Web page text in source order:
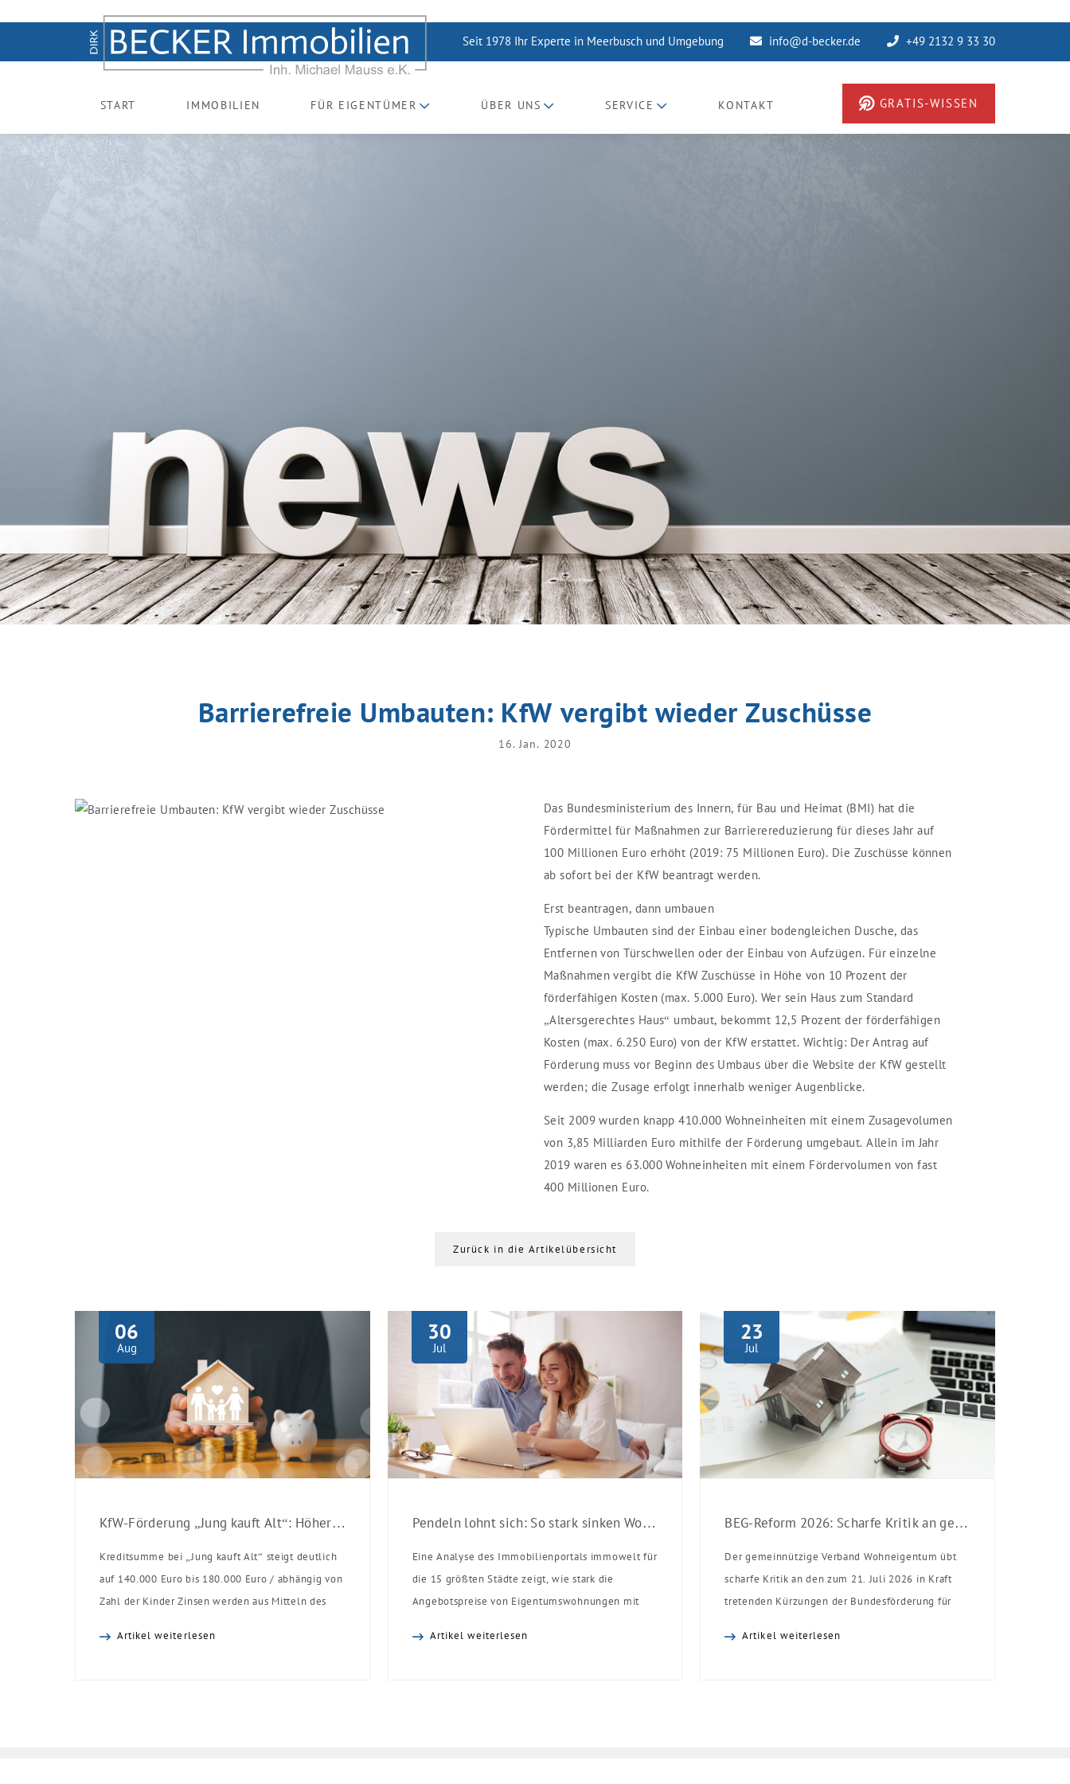
Seit 1978 Ihr Experte in Meerbusch und Umgebung info@d-becker.de +49 2132 9 33 30
START IMMOBILIEN FÜR EIGENTÜMER ÜBER UNS SERVICE KONTAKT GRATIS-WISSEN
Barrierefreie Umbauten: KfW vergibt wieder Zuschüsse
16. Jan. 2020
Das Bundesministerium des Innern, für Bau und Heimat (BMI) hat die
Fördermittel für Maßnahmen zur Barrierereduzierung für dieses Jahr auf
100 Millionen Euro erhöht (2019: 75 Millionen Euro). Die Zuschüsse können
ab sofort bei der KfW beantragt werden.
Erst beantragen, dann umbauen
Typische Umbauten sind der Einbau einer bodengleichen Dusche, das
Entfernen von Türschwellen oder der Einbau von Aufzügen. Für einzelne
Maßnahmen vergibt die KfW Zuschüsse in Höhe von 10 Prozent der
förderfähigen Kosten (max. 5.000 Euro). Wer sein Haus zum Standard
„Altersgerechtes Haus“ umbaut, bekommt 12,5 Prozent der förderfähigen
Kosten (max. 6.250 Euro) von der KfW erstattet. Wichtig: Der Antrag auf
Förderung muss vor Beginn des Umbaus über die Website der KfW gestellt
werden; die Zusage erfolgt innerhalb weniger Augenblicke.
Seit 2009 wurden knapp 410.000 Wohneinheiten mit einem Zusagevolumen
von 3,85 Milliarden Euro mithilfe der Förderung umgebaut. Allein im Jahr
2019 waren es 63.000 Wohneinheiten mit einem Fördervolumen von fast
400 Millionen Euro.
Zurück in die Artikelübersicht
06
Aug
KfW-Förderung „Jung kauft Alt“: Höhere Kredite ab August 2026
Kreditsumme bei „Jung kauft Alt“ steigt deutlich
auf 140.000 Euro bis 180.000 Euro / abhängig von
Zahl der Kinder Zinsen werden aus Mitteln des
Artikel weiterlesen
30
Jul
Pendeln lohnt sich: So stark sinken Wohnungspreise im Umland
Eine Analyse des Immobilienportals immowelt für
die 15 größten Städte zeigt, wie stark die
Angebotspreise von Eigentumswohnungen mit
Artikel weiterlesen
23
Jul
BEG-Reform 2026: Scharfe Kritik an gekürzten Sanierungsförderungen
Der gemeinnützige Verband Wohneigentum übt
scharfe Kritik an den zum 21. Juli 2026 in Kraft
tretenden Kürzungen der Bundesförderung für
Artikel weiterlesen